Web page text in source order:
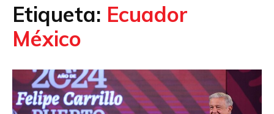
Etiqueta: Ecuador
México